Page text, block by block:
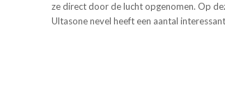
ze direct door de lucht opgenomen. Op
Ultasone nevel heeft een aantal